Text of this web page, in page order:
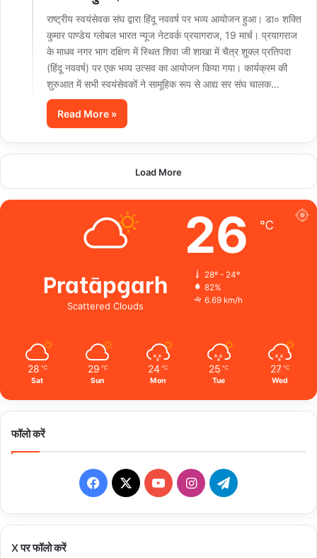
राष्ट्रीय स्वयंसेवक संघ द्वारा हिंदू नववर्ष पर भव्य आयोजन हुआ। डा० शक्ति
कुमार पाण्डेय ग्लोबल भारत न्यूज नेटवर्क प्रयागराज, 19 मार्च। प्रयागराज
के माधव नगर भाग दक्षिण में स्थित शिवा जी शाखा में चैत्र शुक्ल प्रतिपदा
(हिंदू नववर्ष) पर एक भव्य उत्सव का आयोजन किया गया। कार्यक्रम की
शुरुआत में सभी स्वयंसेवकों ने सामूहिक रूप से आद्य सर संघ चालक…
Read More »
Load More
Pratāpgarh
Scattered Clouds
26 ℃
28º - 24º
82%
6.69 km/h
28 ℃
Sat
29 ℃
Sun
24 ℃
Mon
25 ℃
Tue
27 ℃
Wed
फॉलो करें
Facebook
X YouTubeInstagramTelegram
X पर फॉलो करें